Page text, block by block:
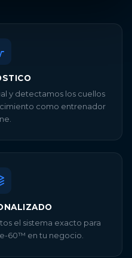
y detectamos los cuellos
como entrenador
el sistema exacto para
60™ en tu negocio.